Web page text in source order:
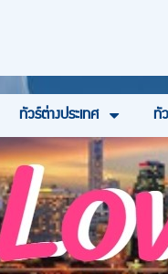
ทัวร์ต่างประเทศ ทั